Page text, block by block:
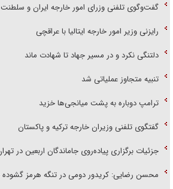
گفت‌وگوی تلفنی وزرای امور خارجه ایران و
رایزنی وزیر امور خارجه ایتالیا با عراقچی
دلتنگی نکرد و در مسیر جهاد تا شهادت ماند
تنبیه متجاوز عملیاتی شد
ترامپ دوباره به پشت میانجی‌ها خزید
گفتگوی تلفنی وزیران خارجه ترکیه و پاکستان
جزئیات برگزاری پیاده‌روی جاماندگان اربعین در
محسن رضایی: کریدور دومی در تنگه هرمز